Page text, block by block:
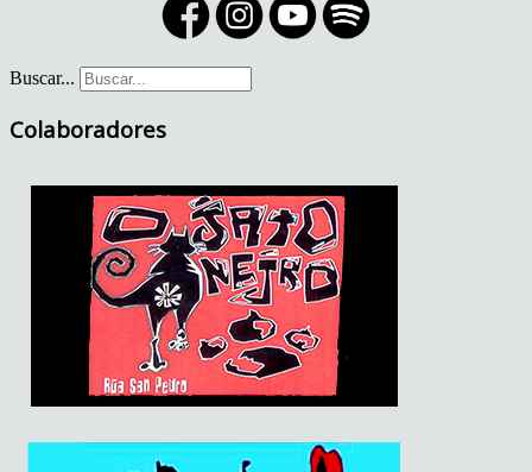
Buscar...
Colaboradores